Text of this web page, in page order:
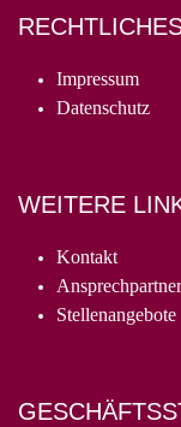
Impressum
Datenschutz
WEITERE
Kontakt
Ansprechpartner
Stellenangebote